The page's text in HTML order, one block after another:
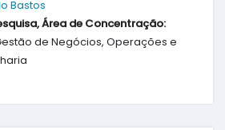
Bastos
Área de Concentração:
de Negócios, Operações e